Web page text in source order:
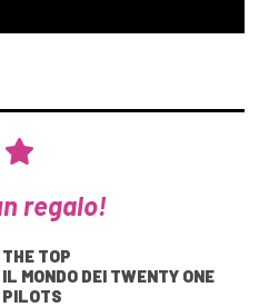
regalo!
THE TOP
IL MONDO DEI TWENTY ONE
PILOTS